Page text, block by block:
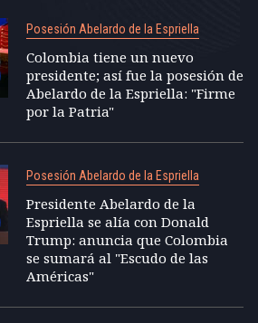
Posesión Abelardo de la Espriella
Colombia tiene un nuevo
presidente; así fue la posesión de
Abelardo de la Espriella: "Firme
por la Patria"
Posesión Abelardo de la Espriella
Presidente Abelardo de la
Espriella se alía con Donald
Trump: anuncia que Colombia
se sumará al "Escudo de las
Américas"